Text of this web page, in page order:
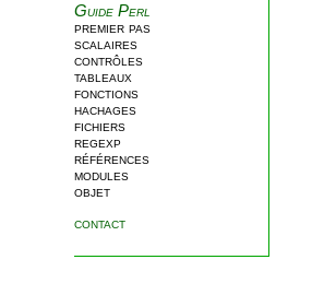
Guide Perl
premier pas
scalaires
contrôles
tableaux
fonctions
hachages
fichiers
regexp
références
modules
objet
contact